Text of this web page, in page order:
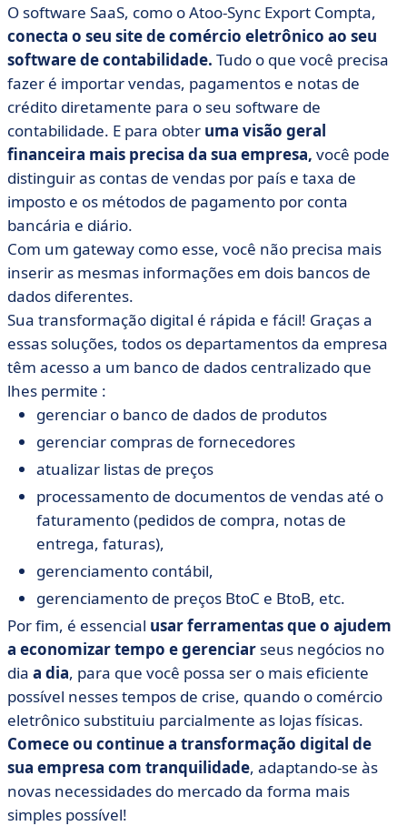
O software SaaS, como o Atoo-Sync Export Compta,
conecta o seu site de comércio eletrônico ao seu
software de contabilidade. Tudo o que você precisa
fazer é importar vendas, pagamentos e notas de
crédito diretamente para o seu software de
contabilidade. E para obter uma visão geral
financeira mais precisa da sua empresa, você pode
distinguir as contas de vendas por país e taxa de
imposto e os métodos de pagamento por conta
bancária e diário.
Com um gateway como esse, você não precisa mais
inserir as mesmas informações em dois bancos de
dados diferentes.
Sua transformação digital é rápida e fácil! Graças a
essas soluções, todos os departamentos da empresa
têm acesso a um banco de dados centralizado que
lhes permite :
gerenciar o banco de dados de produtos
gerenciar compras de fornecedores
atualizar listas de preços
processamento de documentos de vendas até o
faturamento (pedidos de compra, notas de
entrega, faturas),
gerenciamento contábil,
gerenciamento de preços BtoC e BtoB, etc.
Por fim, é essencial usar ferramentas que o ajudem
a economizar tempo e gerenciar seus negócios no
dia a dia, para que você possa ser o mais eficiente
possível nesses tempos de crise, quando o comércio
eletrônico substituiu parcialmente as lojas físicas.
Comece ou continue a transformação digital de
sua empresa com tranquilidade, adaptando-se às
novas necessidades do mercado da forma mais
simples possível!